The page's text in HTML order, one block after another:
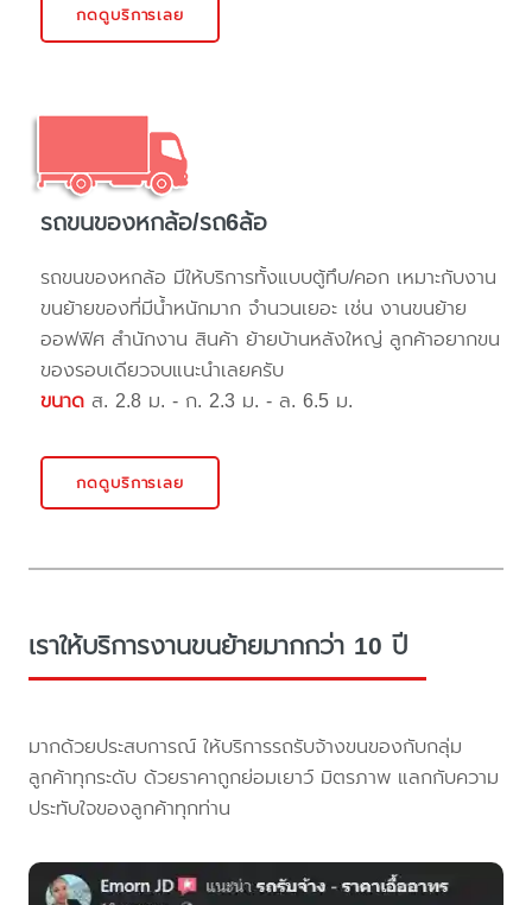
กดดูบริการเลย
รถขนของหกล้อ/รถ6ล้อ
รถขนของหกล้อ มีให้บริการทั้งแบบตู้ทึบ/คอก เหมาะกับงาน
ขนย้ายของที่มีน้ำหนักมาก จำนวนเยอะ เช่น งานขนย้าย
ออฟฟิศ สำนักงาน สินค้า ย้ายบ้านหลังใหญ่ ลูกค้าอยากขน
ของรอบเดียวจบแนะนำเลยครับ
ขนาด ส. 2.8 ม. - ก. 2.3 ม. - ล. 6.5 ม.
กดดูบริการเลย
เราให้บริการงานขนย้ายมากกว่า 10 ปี
มากด้วยประสบการณ์ ให้บริการรถรับจ้างขนของกับกลุ่ม
ลูกค้าทุกระดับ ด้วยราคาถูกย่อมเยาว์ มิตรภาพ แลกกับความ
ประทับใจของลูกค้าทุกท่าน